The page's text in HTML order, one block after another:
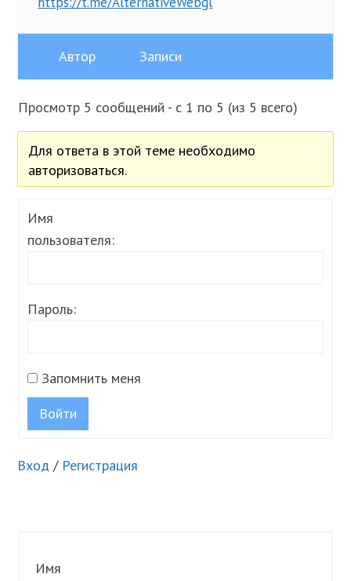
Автор Записи
Просмотр 5 сообщений - с 1 по 5 (из 5 всего)
Для ответа в этой теме необходимо
авторизоваться.
Имя
пользователя:
Пароль:
Запомнить меня
Войти
Вход / Регистрация
Имя